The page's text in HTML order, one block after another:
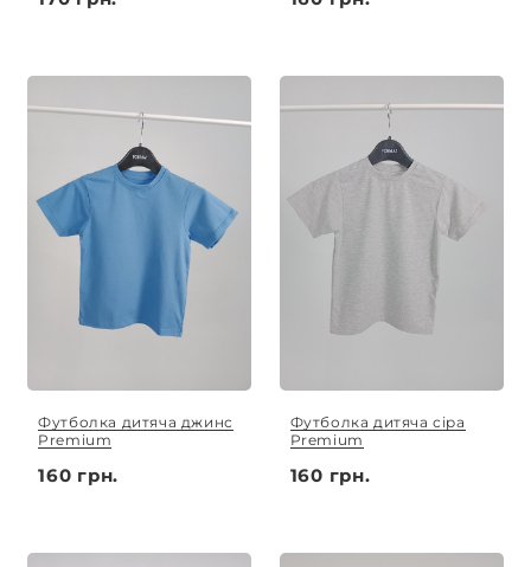
Футболка дитяча джинс
Premium
160 грн.
Футболка дитяча сіра
Premium
160 грн.